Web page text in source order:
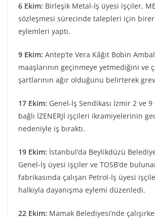
6 Ekim: Birleşik Metal-İş üyesi işçiler,
sözleşmesi sürecinde talepleri için birer
eylemleri yaptı.
9 Ekim: Antep’te Vera Kâğıt Bobin
maaşlarının geçinmeye yetmediğini ve
şartlarının ağır olduğunu belirterek
17 Ekim: Genel-İş Sendikası İzmir 2 ve 9
bağlı İZENERJİ işçileri ikramiyelerinin
nedeniyle iş bıraktı.
19 Ekim: İstanbul’da Beylikdüzü
Genel-İş üyesi işçiler ve TOSB’de
fabrikasında çalışan Petrol-İş üyesi
halkıyla dayanışma eylemi düzenledi.
22 Ekim: Mamak Belediyesi’nde